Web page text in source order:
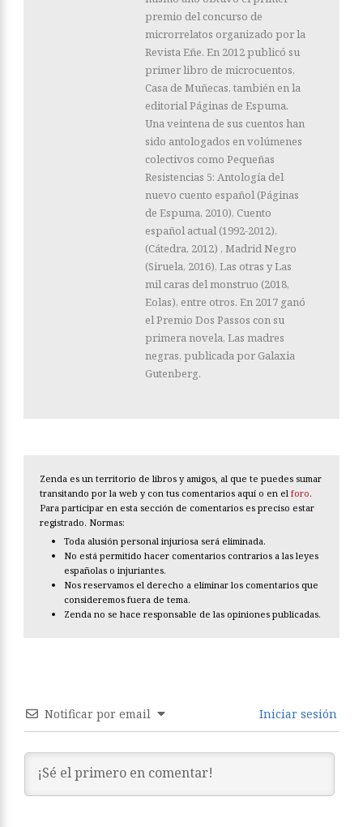
premio del concurso de
microrrelatos organizado por la
Revista Eñe. En 2012 publicó su
primer libro de microcuentos,
Casa de Muñecas, también en la
editorial Páginas de Espuma.
Una veintena de sus cuentos han
sido antologados en volúmenes
colectivos como Pequeñas
Resistencias 5: Antología del
nuevo cuento español (Páginas
de Espuma, 2010), Cuento
español actual (1992-2012),
(Cátedra, 2012) , Madrid Negro
(Siruela, 2016), Las otras y Las
mil caras del monstruo (2018,
Eolas), entre otros. En 2017 ganó
el Premio Dos Passos con su
primera novela, Las madres
negras, publicada por Galaxia
Gutenberg.
Zenda es un territorio de libros y amigos, al que te puedes sumar
transitando por la web y con tus comentarios aquí o en el foro.
Para participar en esta sección de comentarios es preciso estar
registrado. Normas:
Toda alusión personal injuriosa será eliminada.
No está permitido hacer comentarios contrarios a las leyes
españolas o injuriantes.
Nos reservamos el derecho a eliminar los comentarios que
consideremos fuera de tema.
Zenda no se hace responsable de las opiniones publicadas.
Notificar por email Iniciar sesión